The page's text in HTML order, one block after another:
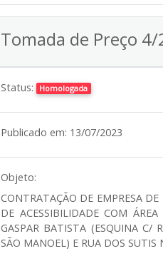
Tomada de Preço
Status: Homologada
Publicado em: 13/07/2023
Objeto:
CONTRATAÇÃO DE EMPRESA
DE ACESSIBILIDADE COM
GASPAR BATISTA (ESQUINA C/
SÃO MANOEL) E RUA DOS SUTIS